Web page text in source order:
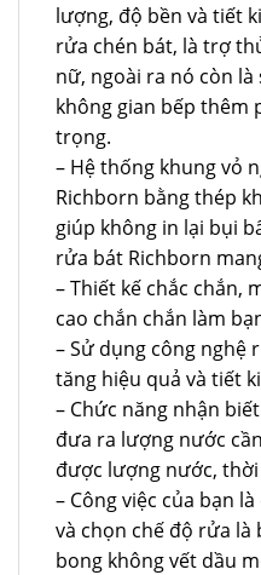
lượng, độ bền và tiết
rửa chén bát, là trợ
nữ, ngoài ra nó còn
không gian bếp thêm
trọng.
– Hệ thống khung vỏ
Richborn bằng thép
giúp không in lại bụi
rửa bát Richborn
– Thiết kế chắc chắn,
cao chắn chắn làm
– Sử dụng công nghệ
tăng hiệu quả và tiết
– Chức năng nhận
đưa ra lượng nước
được lượng nước,
– Công việc của bạn
và chọn chế độ rửa là
bong không vết dầu